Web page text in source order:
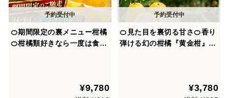
🍊期間限定の裏メニュー柑橘
🍊柑橘類好きなら一度は食べ
お得な大容量約3kg【家庭
¥9,780
🍊見た目を裏切る甘さ🍊香り
弾ける幻の柑橘『黄金柑』春
¥3,780